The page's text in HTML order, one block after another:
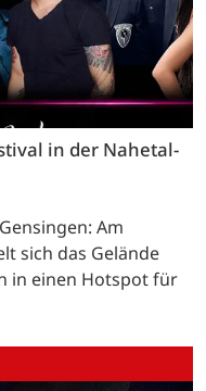
in der Nahetal-
Am
sich das Gelände
in einen Hotspot für